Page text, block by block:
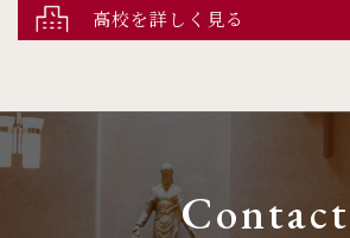
高校を詳しく見る
Contact